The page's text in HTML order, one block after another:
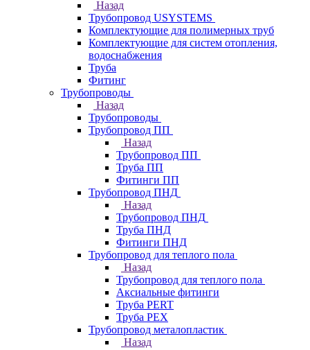
Назад
Трубопровод USYSTEMS
Комплектующие для полимерных труб
Комплектующие для систем отопления,
водоснабжения
Труба
Фитинг
Трубопроводы
Назад
Трубопроводы
Трубопровод ПП
Назад
Трубопровод ПП
Труба ПП
Фитинги ПП
Трубопровод ПНД
Назад
Трубопровод ПНД
Труба ПНД
Фитинги ПНД
Трубопровод для теплого пола
Назад
Трубопровод для теплого пола
Аксиальные фитинги
Труба PERT
Труба PEX
Трубопровод металопластик
Назад